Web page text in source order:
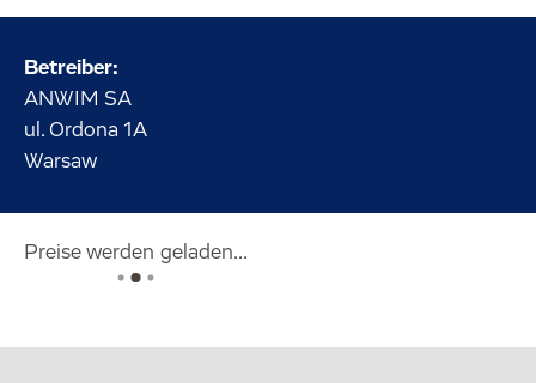
Betreiber:
ANWIM SA
ul. Ordona 1A
Warsaw
Preise werden geladen...